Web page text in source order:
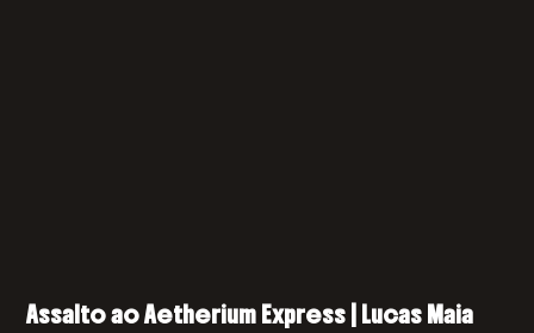
Assalto ao Aetherium Express | Lucas Maia